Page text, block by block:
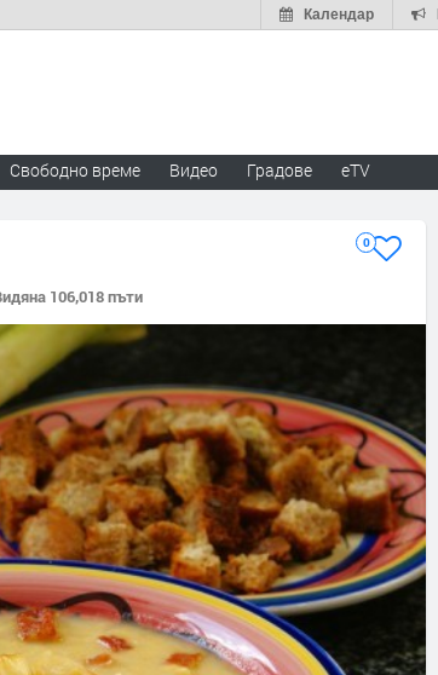
Календар
Свободно време Видео Градове eTV
0
106,018 пъти